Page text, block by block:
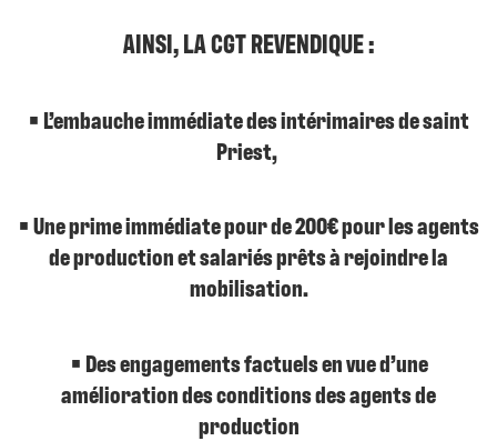
AINSI, LA CGT REVENDIQUE :
• L’embauche immédiate des intérimaires de saint
Priest,
• Une prime immédiate pour de 200€ pour les agents
de production et salariés prêts à rejoindre la
mobilisation.
• Des engagements factuels en vue d’une
amélioration des conditions des agents de
production